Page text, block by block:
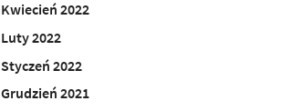
Kwiecień 2022
Luty 2022
Styczeń 2022
Grudzień 2021